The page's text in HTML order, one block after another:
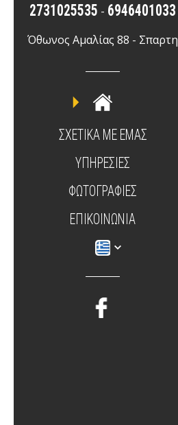
2731025535 - 6946401033
Όθωνος Αμαλίας 88 - Σπαρτη
ΣΧΕΤΙΚΑ ΜΕ ΕΜΑΣ
ΥΠΗΡΕΣΙΕΣ
ΦΩΤΟΓΡΑΦΊΕΣ
ΕΠΙΚΟΙΝΩΝΊΑ